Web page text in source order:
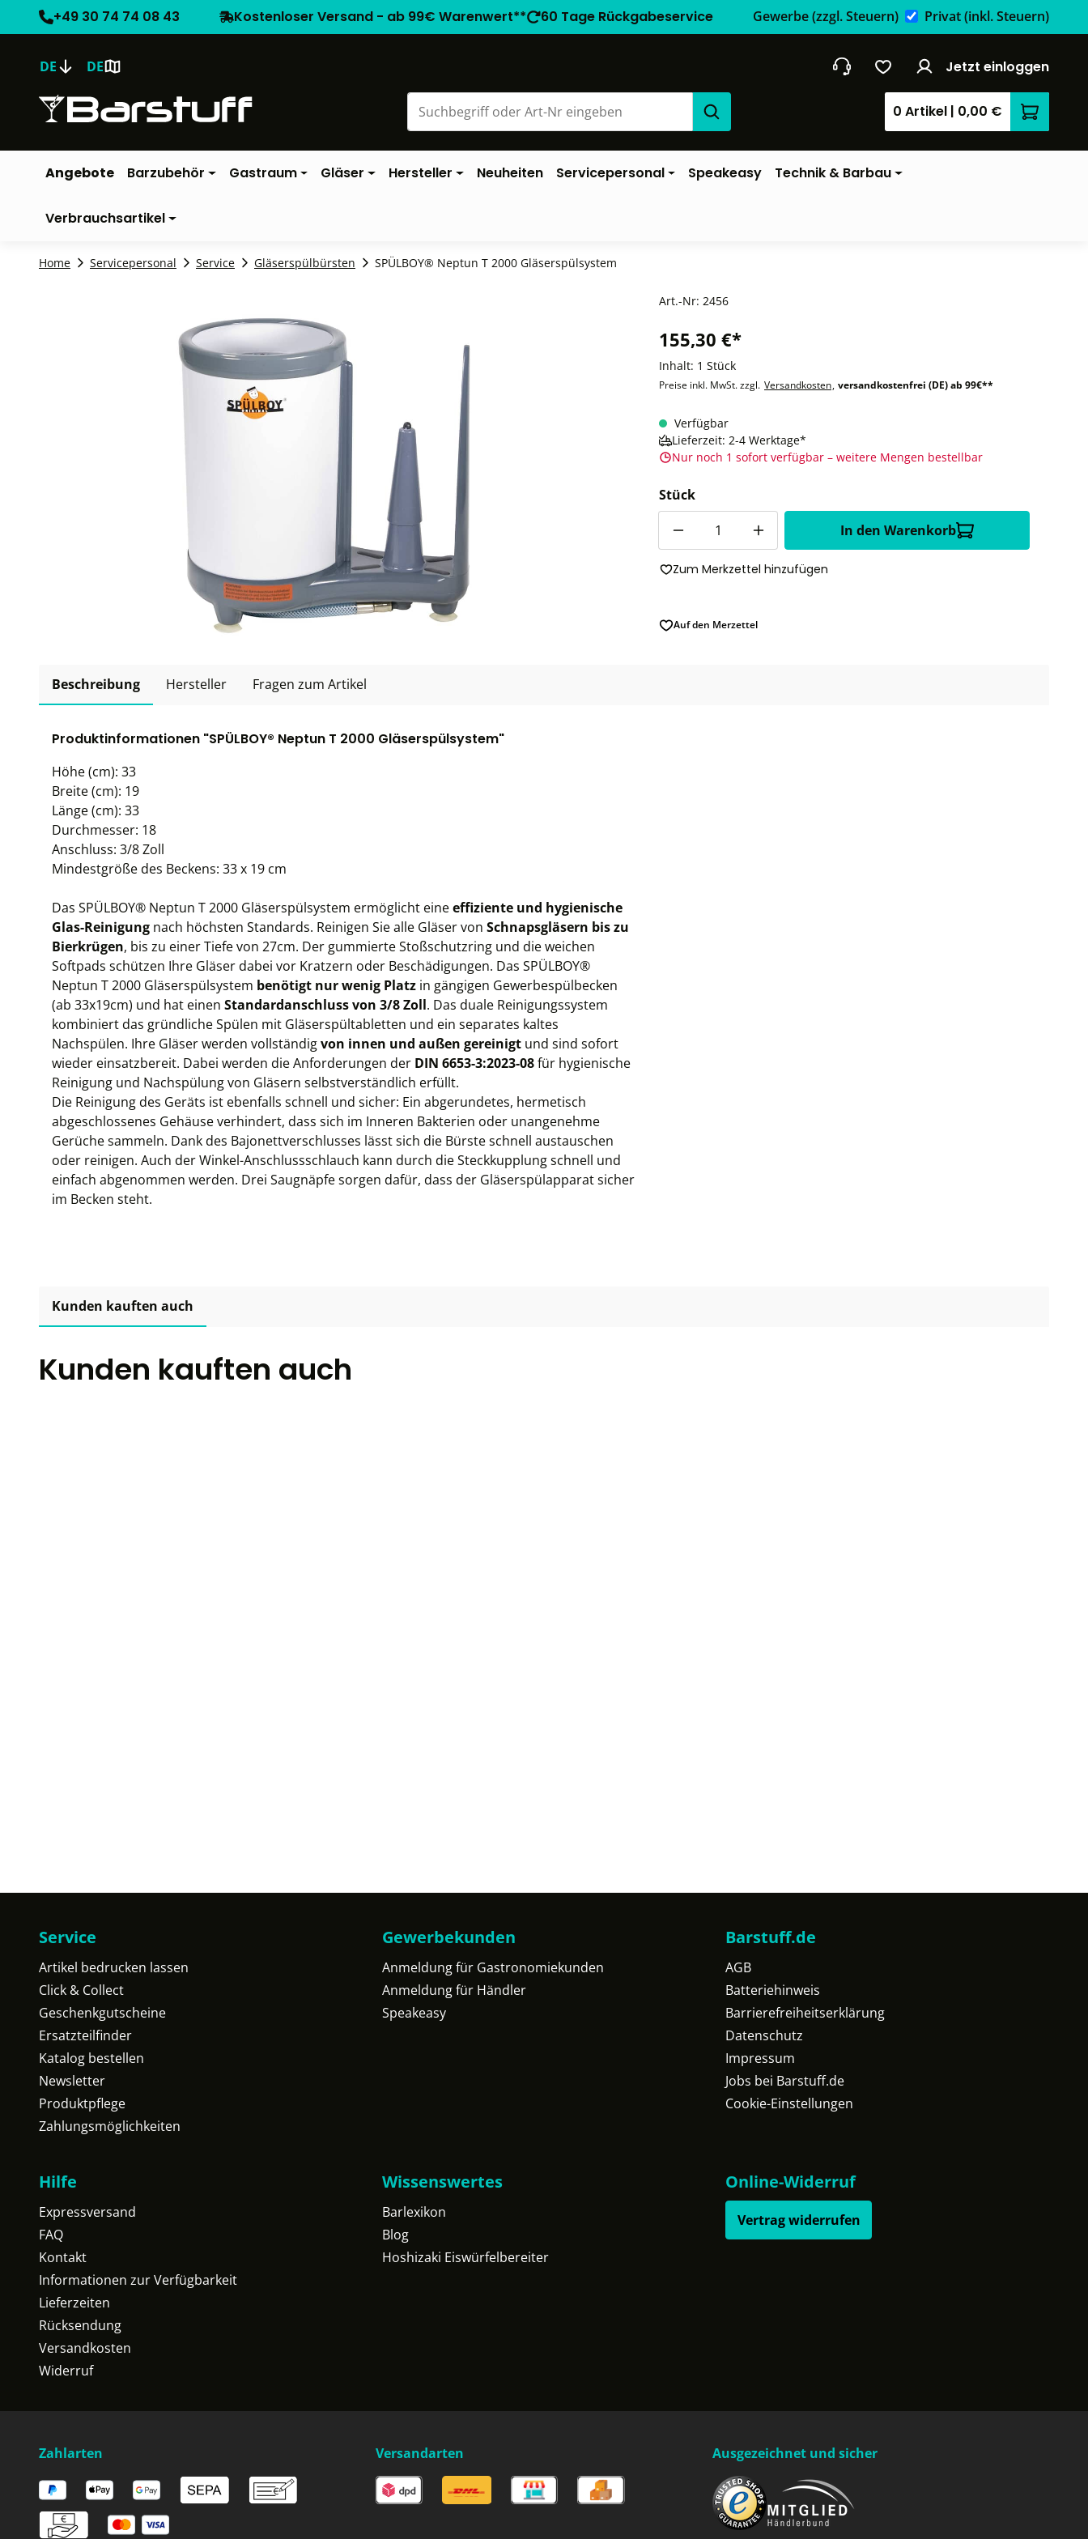
+49 30 74 74 08 43 Kostenloser Versand - ab 99€ Warenwert** 60 Tage Rückgabeservice Gewerbe(zzgl. Steuern) Privat(inkl. Steuern)
DE DE Jetzt einloggen
0 Artikel | 0,00 €
Angebote Barzubehör Gastraum Gläser Hersteller Neuheiten Servicepersonal Speakeasy Technik & Barbau
Verbrauchsartikel
Home Servicepersonal Service Gläserspülbürsten SPÜLBOY® Neptun T 2000 Gläserspülsystem
Art.-Nr: 2456
155,30 €*
Inhalt: 1 Stück
Preise inkl. MwSt. zzgl. Versandkosten, versandkostenfrei (DE) ab 99€**
Verfügbar
Lieferzeit: 2-4 Werktage*
Nur noch 1 sofort verfügbar – weitere Mengen bestellbar
Stück
In den Warenkorb
Zum Merkzettel hinzufügen
Auf den Merzettel
Beschreibung Hersteller Fragen zum Artikel
Produktinformationen "SPÜLBOY® Neptun T 2000 Gläserspülsystem"
Höhe (cm): 33
Breite (cm): 19
Länge (cm): 33
Durchmesser: 18
Anschluss: 3/8 Zoll
Mindestgröße des Beckens: 33 x 19 cm
Das SPÜLBOY® Neptun T 2000 Gläserspülsystem ermöglicht eineeffiziente und hygienische
Glas-Reinigung nach höchsten Standards. Reinigen Sie alle Gläser von Schnapsgläsern bis zu
Bierkrügen, bis zu einer Tiefe von 27cm. Der gummierte Stoßschutzring und die weichen
Softpads schützen Ihre Gläser dabei vor Kratzern oder Beschädigungen. Das SPÜLBOY®
Neptun T 2000 Gläserspülsystem benötigt nur wenig Platz in gängigen Gewerbespülbecken
(ab 33x19cm) und hat einen Standardanschluss von 3/8 Zoll. Das duale Reinigungssystem
kombiniert das gründliche Spülen mit Gläserspültabletten und ein separates kaltes
Nachspülen. Ihre Gläser werden vollständigvon innen und außen gereinigt und sind sofort
wieder einsatzbereit. Dabei werden die Anforderungen der DIN 6653-3:2023-08für hygienische
Reinigung und Nachspülung von Gläsern selbstverständlich erfüllt.
Die Reinigung des Geräts ist ebenfalls schnell und sicher: Ein abgerundetes, hermetisch
abgeschlossenes Gehäuse verhindert, dass sich im Inneren Bakterien oder unangenehme
Gerüche sammeln. Dank des Bajonettverschlusses lässt sich die Bürste schnell austauschen
oder reinigen. Auch der Winkel-Anschlussschlauch kann durch die Steckkupplung schnell und
einfach abgenommen werden. Drei Saugnäpfe sorgen dafür, dass der Gläserspülapparat sicher
im Becken steht.
Kunden kauften auch
Kunden kauften auch
Service
Artikel bedrucken lassen
Click & Collect
Geschenkgutscheine
Ersatzteilfinder
Katalog bestellen
Newsletter
Produktpflege
Zahlungsmöglichkeiten
Gewerbekunden
Anmeldung für Gastronomiekunden
Anmeldung für Händler
Speakeasy
Barstuff.de
AGB
Batteriehinweis
Barrierefreiheitserklärung
Datenschutz
Impressum
Jobs bei Barstuff.de
Cookie-Einstellungen
Hilfe
Expressversand
FAQ
Kontakt
Informationen zur Verfügbarkeit
Lieferzeiten
Rücksendung
Versandkosten
Widerruf
Wissenswertes
Barlexikon
Blog
Hoshizaki Eiswürfelbereiter
Online-Widerruf
Vertrag widerrufen
Zahlarten Versandarten Ausgezeichnet und sicher